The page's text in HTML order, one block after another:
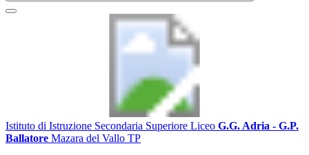
Istituto di Istruzione Secondaria Superiore Liceo G.G. Adria - G.P.
Ballatore Mazara del Vallo TP